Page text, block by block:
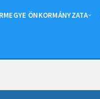
ÖNKORMÁNYZATA